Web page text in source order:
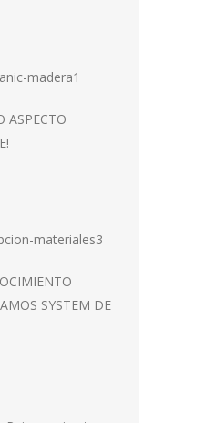
ASPECTO
SYSTEM DE